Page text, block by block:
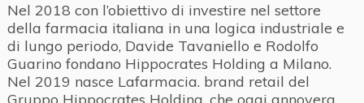
Nel 2018 con l’obiettivo di investire nel settore
della farmacia italiana in una logica industriale e
di lungo periodo, Davide Tavaniello e Rodolfo
Guarino fondano Hippocrates Holding a Milano.
Nel 2019 nasce Lafarmacia. brand retail del